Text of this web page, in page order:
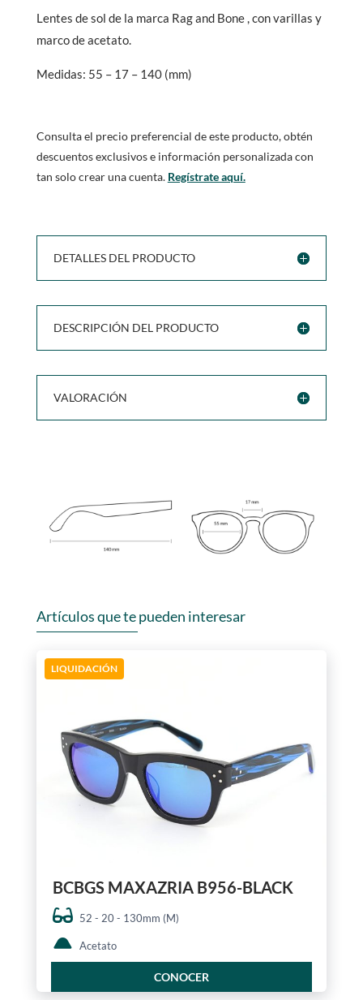
Lentes de sol de la marca Rag and Bone , con varillas y
marco de acetato.
Medidas: 55 – 17 – 140 (mm)
Consulta el precio preferencial de este producto, obtén
descuentos exclusivos e información personalizada con
tan solo crear una cuenta. Regístrate aquí.
DETALLES DEL PRODUCTO
DESCRIPCIÓN DEL PRODUCTO
VALORACIÓN
Artículos que te pueden interesar
LIQUIDACIÓN
BCBGS MAXAZRIA B956-BLACK
52 - 20 - 130mm (M)
Acetato
CONOCER